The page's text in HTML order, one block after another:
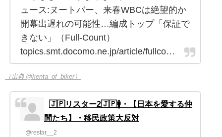
ュース:ヌートバー、来春WBCは絶望的か
開幕出遅れの可能性…編成トップ「保証で
きない」（Full-Count）
topics.smt.docomo.ne.jp/article/fullco…
（出典 @kenta_of_biker）
🇯🇵リスター2🇯🇵🚹・【日本を愛する仲
間たち】・移民政策大反対
@restar__2